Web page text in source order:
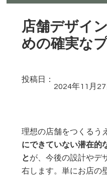
店舗デザイ
めの確実な
投稿日：
2024年11月
理想の店舗をつくるう
にできていない潜在的
とが、今後の設計やデ
右します。単にお店の